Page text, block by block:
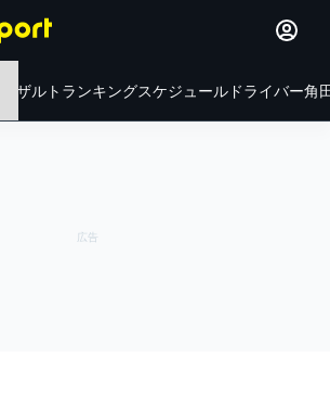
リザルト ランキングスケジュール ドライバー角